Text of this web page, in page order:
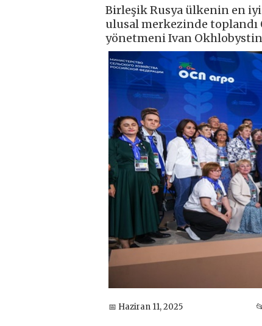
Birleşik Rusya ülkenin en iyi
ulusal merkezinde toplandı
yönetmeni Ivan
📅 Haziran 11, 2025